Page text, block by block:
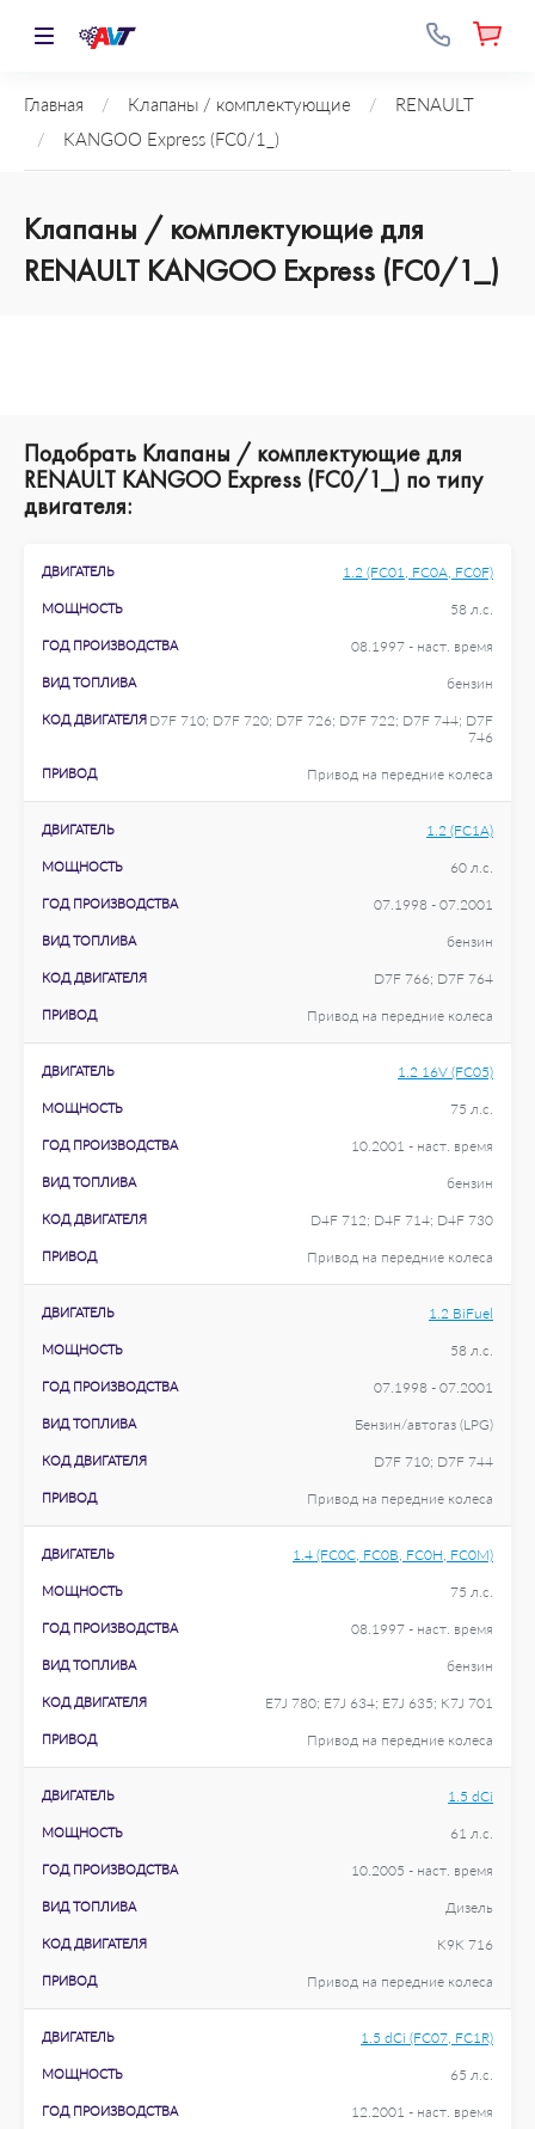
Главная / Клапаны / комплектующие /
RENAULT
/
KANGOO Express (FC0/1_)
Клапаны / комплектующие для
RENAULT KANGOO Express (FC0/1_)
Подобрать Клапаны / комплектующие для
RENAULT KANGOO Express (FC0/1_) по типу
двигателя:
ДВИГАТЕЛЬ 1.2 (FC01, FC0A, FC0F)
МОЩНОСТЬ 58 л.с.
ГОД ПРОИЗВОДСТВА 08.1997 - наст. время
ВИД ТОПЛИВА бензин
КОД ДВИГАТЕЛЯ D7F 710; D7F 720; D7F 726; D7F 722; D7F 744; D7F
746
ПРИВОД Привод на передние колеса
ДВИГАТЕЛЬ 1.2 (FC1A)
МОЩНОСТЬ 60 л.с.
ГОД ПРОИЗВОДСТВА 07.1998 - 07.2001
ВИД ТОПЛИВА бензин
КОД ДВИГАТЕЛЯ D7F 766; D7F 764
ПРИВОД Привод на передние колеса
ДВИГАТЕЛЬ 1.2 16V (FC05)
МОЩНОСТЬ 75 л.с.
ГОД ПРОИЗВОДСТВА 10.2001 - наст. время
ВИД ТОПЛИВА бензин
КОД ДВИГАТЕЛЯ D4F 712; D4F 714; D4F 730
ПРИВОД Привод на передние колеса
ДВИГАТЕЛЬ 1.2 BiFuel
МОЩНОСТЬ 58 л.с.
ГОД ПРОИЗВОДСТВА 07.1998 - 07.2001
ВИД ТОПЛИВА Бензин/автогаз (LPG)
КОД ДВИГАТЕЛЯ D7F 710; D7F 744
ПРИВОД Привод на передние колеса
ДВИГАТЕЛЬ 1.4 (FC0C, FC0B, FC0H, FC0M)
МОЩНОСТЬ 75 л.с.
ГОД ПРОИЗВОДСТВА 08.1997 - наст. время
ВИД ТОПЛИВА бензин
КОД ДВИГАТЕЛЯ E7J 780; E7J 634; E7J 635; K7J 701
ПРИВОД Привод на передние колеса
ДВИГАТЕЛЬ 1.5 dCi
МОЩНОСТЬ 61 л.с.
ГОД ПРОИЗВОДСТВА 10.2005 - наст. время
ВИД ТОПЛИВА Дизель
КОД ДВИГАТЕЛЯ K9K 716
ПРИВОД Привод на передние колеса
ДВИГАТЕЛЬ 1.5 dCi (FC07, FC1R)
МОЩНОСТЬ 65 л.с.
ГОД ПРОИЗВОДСТВА 12.2001 - наст. время